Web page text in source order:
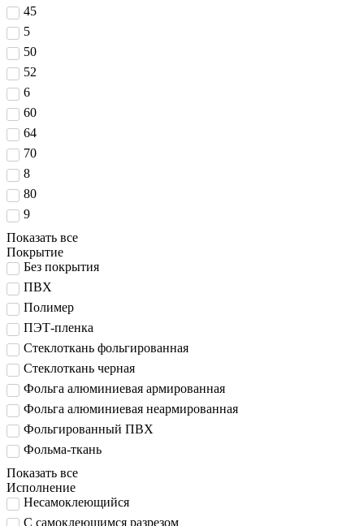
45
5
50
52
6
60
64
70
8
80
9
Показать все
Покрытие
Без покрытия
ПВХ
Полимер
ПЭТ-пленка
Стеклоткань фольгированная
Стеклоткань черная
Фольга алюминиевая армированная
Фольга алюминиевая неармированная
Фольгированный ПВХ
Фольма-ткань
Показать все
Исполнение
Несамоклеющийся
С самоклеющимся разрезом